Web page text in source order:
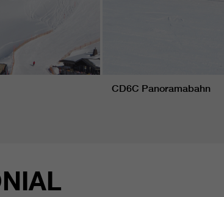
CD6C Panoramabahn